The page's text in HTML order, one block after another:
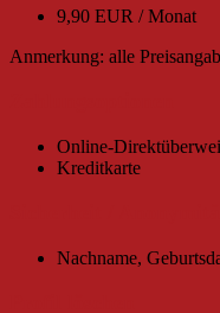
9,90 EUR / Monat
Anmerkung: alle
Online-
Kreditkarte
Nachname,